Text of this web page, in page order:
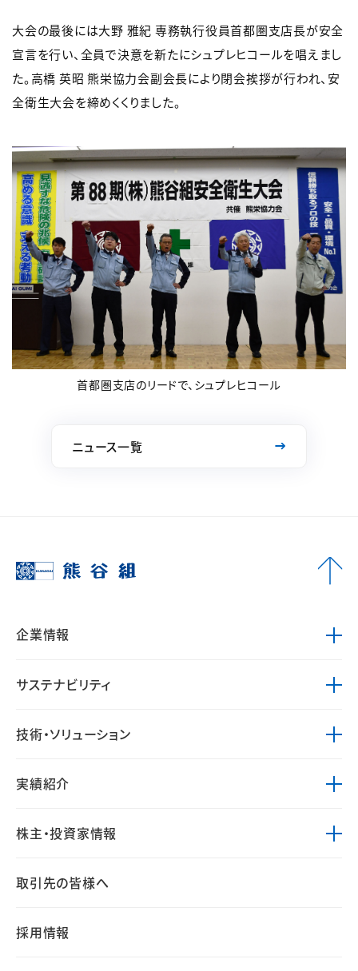
大会の最後には大野 雅紀 専務執行役員首都圏支店長が安全
宣言を行い、全員で決意を新たにシュプレヒコールを唱えまし
た。高橋 英昭 熊栄協力会副会長により閉会挨拶が行われ、安
全衛生大会を締めくくりました。
首都圏支店のリードで、シュプレヒコール
ニュース一覧
企業情報
サステナビリティ
技術・ソリューション
実績紹介
株主・投資家情報
取引先の皆様へ
採用情報